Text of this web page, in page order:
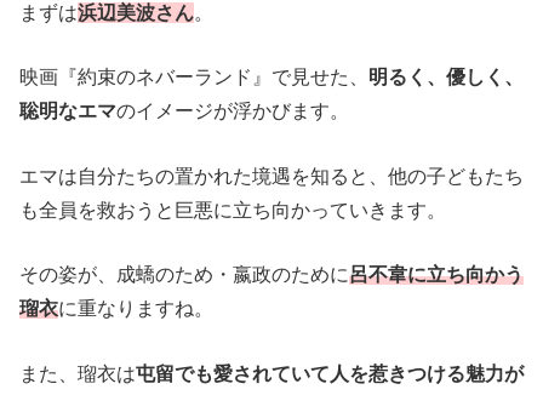
まずは浜辺美波さん。
映画『約束のネバーランド』で見せた、 明るく、優しく、
聡明なエマのイメージが浮かびます。
エマは自分たちの置かれた境遇を知ると、他の子どもたち
も全員を救おうと巨悪に立ち向かっていきます。
その姿が、成蟜のため・嬴政のために呂不韋に立ち向かう
瑠衣に重なりますね。
また、瑠衣は屯留でも愛されていて人を惹きつける魅力が